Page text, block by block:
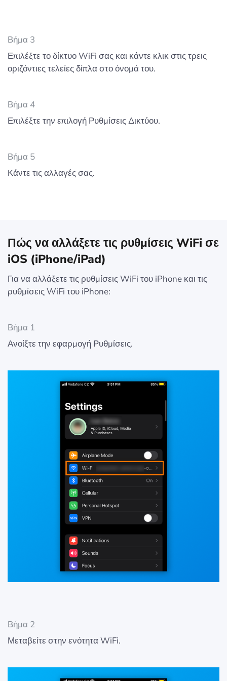
Βήμα 3
Επιλέξτε το δίκτυο WiFi σας και κάντε κλικ στις τρεις
οριζόντιες τελείες δίπλα στο όνομά του.
Βήμα 4
Επιλέξτε την επιλογή Ρυθμίσεις Δικτύου.
Βήμα 5
Κάντε τις αλλαγές σας.
Πώς να αλλάξετε τις ρυθμίσεις WiFi σε
iOS (iPhone/iPad)
Για να αλλάξετε τις ρυθμίσεις WiFi του iPhone και τις
ρυθμίσεις WiFi του iPhone:
Βήμα 1
Ανοίξτε την εφαρμογή Ρυθμίσεις.
Βήμα 2
Μεταβείτε στην ενότητα WiFi.